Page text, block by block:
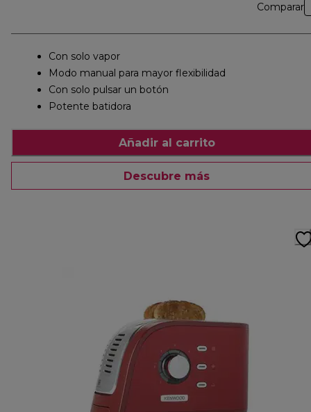
Comparar
Con solo vapor
Modo manual para mayor flexibilidad
Con solo pulsar un botón
Potente batidora
Añadir al carrito
Descubre más